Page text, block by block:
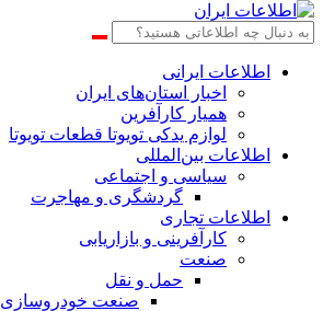
اطلاعات‌ ‎ایرانی
اخبار استان‌های ایران
همیار کارآفرین
لوازم یدکی تویوتا قطعات تویوتا
اطلاعات بین‌المللی
سیاسی و اجتماعی
گردشگری و مهاجرت
اطلاعات تجاری
کارآفرینی و بازاریابی
صنعت
حمل و نقل
صنعت خودروسازی